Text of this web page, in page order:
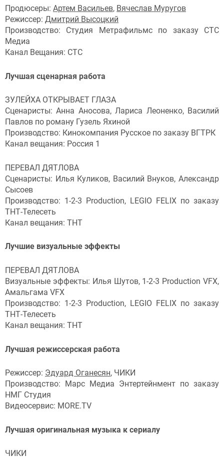
Продюсеры: Артем Васильев, Вячеслав Муругов
Режиссер: Дмитрий Высоцкий
Производство: Студия Метрафильмс по заказу СТС
Медиа
Канал Вещания: СТС
Лучшая сценарная работа
ЗУЛЕЙХА ОТКРЫВАЕТ ГЛАЗА
Сценаристы: Анна Аносова, Лариса Леоненко, Василий
Павлов по роману Гузель Яхиной
Производство: Кинокомпания Русское по заказу ВГТРК
Канал вещания: Россия 1
ПЕРЕВАЛ ДЯТЛОВА
Сценаристы: Илья Куликов, Василий Внуков, Александр
Сысоев
Производство: 1-2-3 Production, LEGIO FELIX по заказу
ТНТ-Телесеть
Канал вещания: ТНТ
Лучшие визуальные эффекты
ПЕРЕВАЛ ДЯТЛОВА
Визуальные эффекты: Илья Шутов, 1-2-3 Production VFX,
Амальгама VFX
Производство: 1-2-3 Production, LEGIO FELIX по заказу
ТНТ-Телесеть
Канал вещания: ТНТ
Лучшая режиссерская работа
Режиссер: Эдуард Оганесян, ЧИКИ
Производство: Марс Медиа Энтертейнмент по заказу
НМГ Студия
Видеосервис: MORE.TV
Лучшая оригинальная музыка к сериалу
ЧИКИ